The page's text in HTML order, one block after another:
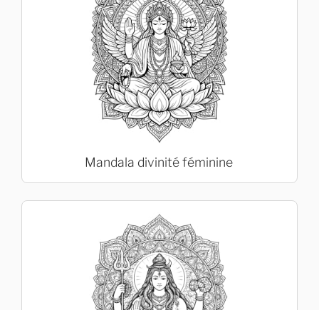
Mandala divinité féminine